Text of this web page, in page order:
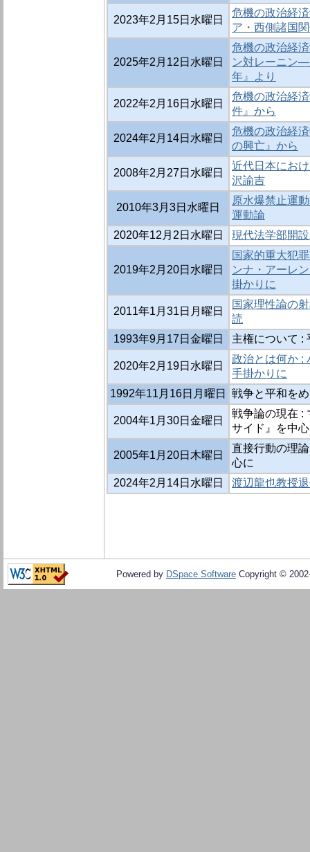
2023年2月15日水曜日
危機の政治経
ア・西側諸国
2025年2月12日水曜日
危機の政治経
ン対レーニン
年』より
2022年2月16日水曜日
危機の政治経
件』から
2024年2月14日水曜日
危機の政治経
の興亡』から
2008年2月27日水曜日
近代日本にお
沢諭吉
2010年3月3日水曜日
原水爆禁止運
運動論
2020年12月2日水曜日
現代法学部開
2019年2月20日水曜日
国家的重大犯
ンナ・アーレ
掛かりに
2011年1月31日月曜日
国家理性論の
読
1993年9月17日金曜日
主権について :
2020年2月19日水曜日
政治とは何か :
手掛かりに
1992年11月16日月曜日
戦争と平和を
2004年1月30日金曜日
戦争論の現在 :
サイド』を中
2005年1月20日木曜日
直接行動の理
心に
2024年2月14日水曜日
渡辺龍也教授
Powered by DSpace Software Copyright ©